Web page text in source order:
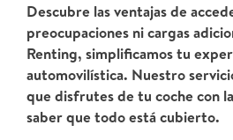
Descubre las ventajas de
preocupaciones ni cargas
Renting, simplificamos tu
automovilística. Nuestro
que disfrutes de tu coche con
saber que todo está cubierto.